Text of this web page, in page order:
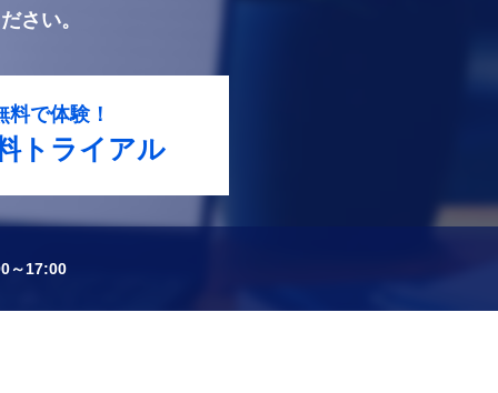
さい。
で体験！
トライアル
～17:00